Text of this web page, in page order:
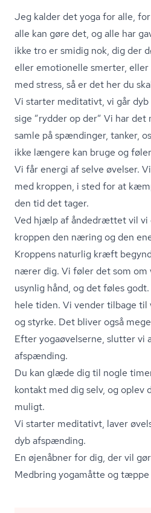
Jeg kalder det yoga for alle,
alle kan gøre det, og alle har
ikke tro er smidig nok, dig der
eller emotionelle smerter,
med stress, så er det her du
Vi starter meditativt, vi går
sige ”rydder op der” Vi har det
samle på spændinger, tanker,
ikke længere kan bruge og
Vi får energi af selve øvelser.
med kroppen, i sted for at
den tid det tager.
Ved hjælp af åndedrættet vil vi
kroppen den næring og den
Kroppens naturlig kræft
nærer dig. Vi føler det som om
usynlig hånd, og det føles
hele tiden. Vi vender tilbage
og styrke. Det bliver også
Efter yogaøvelserne, slutter vi
afspænding.
Du kan glæde dig til nogle
kontakt med dig selv, og oplev
muligt.
Vi starter meditativt, laver
dyb afspænding.
En øjenåbner for dig, der vil
Medbring yogamåtte og tæppe